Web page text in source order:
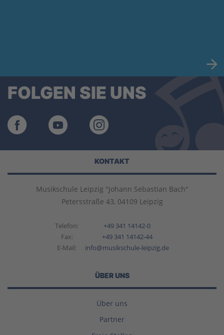
FOLGEN SIE UNS
KONTAKT
Musikschule Leipzig "Johann Sebastian Bach"
Petersstraße 43, 04109 Leipzig
Telefon:
+49 341 14142-0
Fax:
+49 341 14142-44
E-Mail:
info@musikschule-leipzig.de
ÜBER UNS
Über uns
Partner